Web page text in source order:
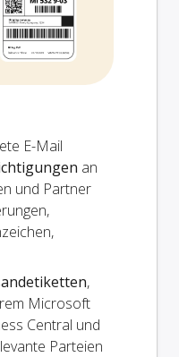
E-Mail
an
und Partner
,
Microsoft
Central und
Parteien